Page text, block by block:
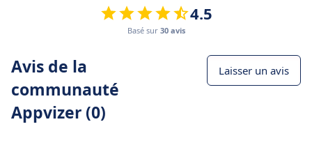
4.5
Basé sur 30 avis
Avis de la
communauté
Appvizer (0)
Laisser un avis